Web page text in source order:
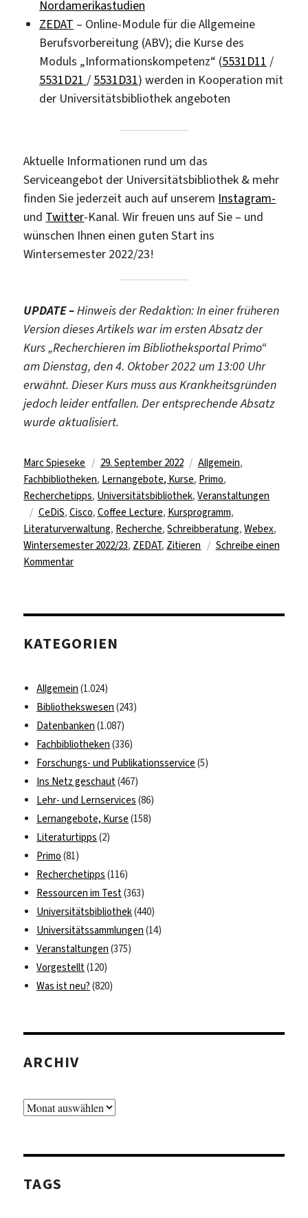
Nordamerikastudien
ZEDAT – Online-Module für die Allgemeine
Berufsvorbereitung (ABV); die Kurse des
Moduls „Informationskompetenz“ (5531D11 /
5531D21 / 5531D31) werden in Kooperation mit
der Universitätsbibliothek angeboten
Aktuelle Informationen rund um das
Serviceangebot der Universitätsbibliothek & mehr
finden Sie jederzeit auch auf unserem Instagram-
und Twitter-Kanal. Wir freuen uns auf Sie – und
wünschen Ihnen einen guten Start ins
Wintersemester 2022/23!
UPDATE –Hinweis der Redaktion: In einer früheren
Version dieses Artikels war im ersten Absatz der
Kurs „Recherchieren im Bibliotheksportal Primo“
am Dienstag, den 4. Oktober 2022 um 13:00 Uhr
erwähnt. Dieser Kurs muss aus Krankheitsgründen
jedoch leider entfallen. Der entsprechende Absatz
wurde aktualisiert.
Autor
Marc Spieseke
Veröffentlicht
am
29. September 2022 Kategorien
Allgemein,
Fachbibliotheken, Lernangebote, Kurse, Primo,
Recherchetipps, Universitätsbibliothek,Veranstaltungen
Schlagwörter
CeDiS, Cisco, Coffee Lecture, Kursprogramm,
Literaturverwaltung, Recherche,Schreibberatung,Webex,
Wintersemester 2022/23, ZEDAT, Zitieren
Schreibe einen
Kommentarzu
mit
ins
KATEGORIEN
Allgemein (1.024)
Bibliothekswesen (243)
Datenbanken (1.087)
Fachbibliotheken (336)
Forschungs- und Publikationsservice (5)
Ins Netz geschaut(467)
Lehr- und Lernservices (86)
Lernangebote, Kurse (158)
Literaturtipps (2)
Primo (81)
Recherchetipps (116)
Ressourcen im Test(363)
Universitätsbibliothek(440)
Universitätssammlungen (14)
Veranstaltungen (375)
Vorgestellt(120)
Was ist neu? (820)
ARCHIV
Archiv
TAGS